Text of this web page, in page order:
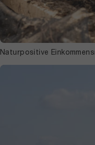
Naturpositive